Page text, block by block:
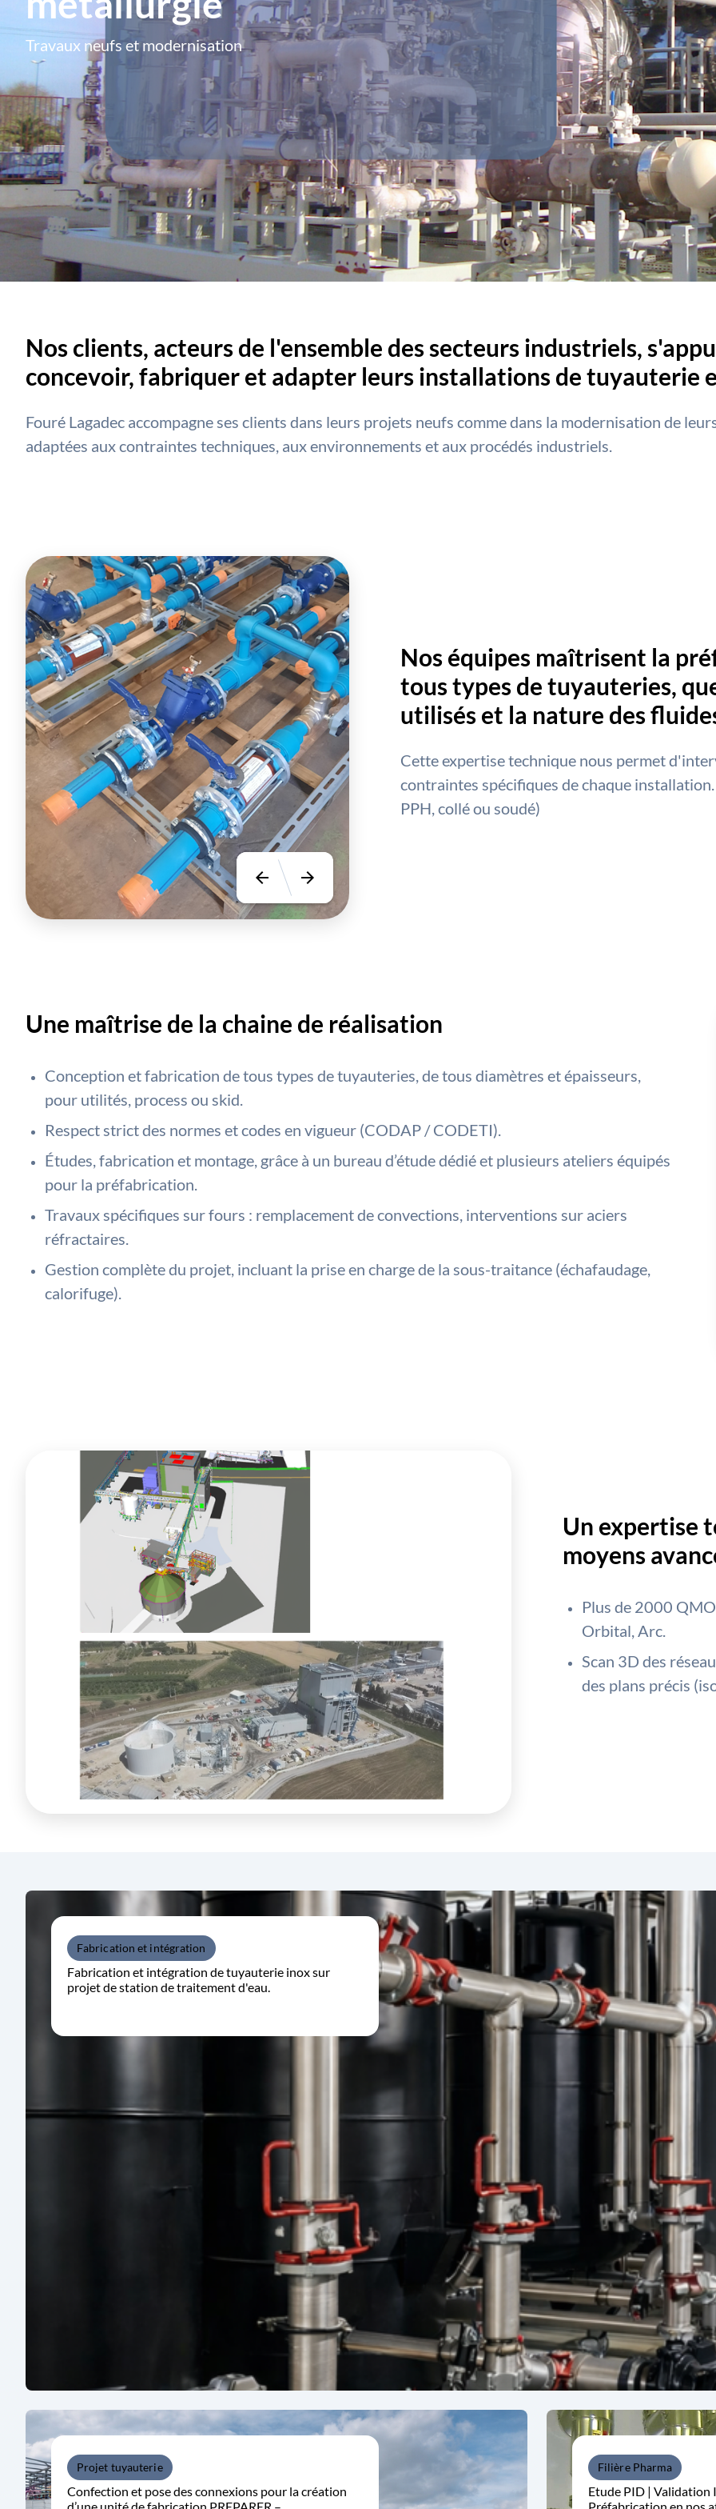
Travaux neufs et modernisation
Nos clients, acteurs de l'ensemble des secteurs industriels,
concevoir, fabriquer et adapter leurs installations de tuyauterie
Fouré Lagadec accompagne ses clients dans leurs projets neufs comme dans la modernisation de
adaptées aux contraintes techniques, aux environnements et aux procédés industriels.
arrow_back arrow_forward
Nos équipes maîtrisent la
tous types de tuyauteries,
utilisés et la nature des
Cette expertise technique nous permet
contraintes spécifiques de chaque
PPH, collé ou soudé)
Une maîtrise de la chaine de réalisation
Conception et fabrication de tous types de tuyauteries, de tous diamètres et épaisseurs,
pour utilités, process ou skid.
Respect strict des normes et codes en vigueur (CODAP / CODETI).
Études, fabrication et montage, grâce à un bureau d’étude dédié et plusieurs ateliers équipés
pour la préfabrication.
Travaux spécifiques sur fours : remplacement de convections, interventions sur aciers
réfractaires.
Gestion complète du projet, incluant la prise en charge de la sous-traitance (échafaudage,
calorifuge).
Un expertise
moyens
Plus de 2000
Orbital, Arc.
Scan 3D des
des plans précis
Fabrication et intégration
Fabrication et intégration de tuyauterie inox sur
projet de station de traitement d'eau.
Projet tuyauterie
Confection et pose des connexions pour la création
Filière Pharma
Etude PID | Validation